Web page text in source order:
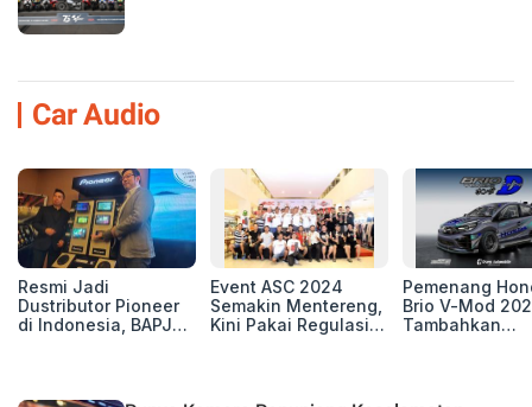
Car Audio
Resmi Jadi
Dustributor Pioneer
di Indonesia, BAPJ
Event ASC 2024
Semakin Mentereng,
Kini Pakai Regulasi
Pemenang
Brio V-Mod
Tambahkan